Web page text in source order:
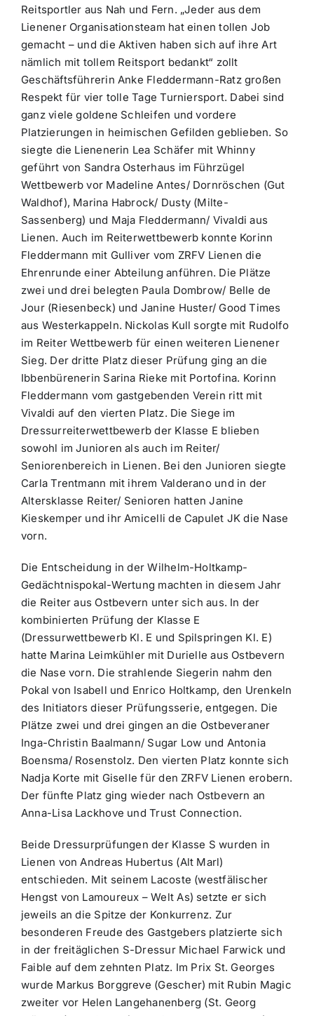
Reitsportler aus Nah und Fern. „Jeder aus dem
Lienener Organisationsteam hat einen tollen Job
gemacht – und die Aktiven haben sich auf ihre Art
nämlich mit tollem Reitsport bedankt“ zollt
Geschäftsführerin Anke Fleddermann-Ratz großen
Respekt für vier tolle Tage Turniersport. Dabei sind
ganz viele goldene Schleifen und vordere
Platzierungen in heimischen Gefilden geblieben. So
siegte die Lienenerin Lea Schäfer mit Whinny
geführt von Sandra Osterhaus im Führzügel
Wettbewerb vor Madeline Antes/ Dornröschen (Gut
Waldhof), Marina Habrock/ Dusty (Milte-
Sassenberg) und Maja Fleddermann/ Vivaldi aus
Lienen. Auch im Reiterwettbewerb konnte Korinn
Fleddermann mit Gulliver vom ZRFV Lienen die
Ehrenrunde einer Abteilung anführen. Die Plätze
zwei und drei belegten Paula Dombrow/ Belle de
Jour (Riesenbeck) und Janine Huster/ Good Times
aus Westerkappeln. Nickolas Kull sorgte mit Rudolfo
im Reiter Wettbewerb für einen weiteren Lienener
Sieg. Der dritte Platz dieser Prüfung ging an die
Ibbenbürenerin Sarina Rieke mit Portofina. Korinn
Fleddermann vom gastgebenden Verein ritt mit
Vivaldi auf den vierten Platz. Die Siege im
Dressurreiterwettbewerb der Klasse E blieben
sowohl im Junioren als auch im Reiter/
Seniorenbereich in Lienen. Bei den Junioren siegte
Carla Trentmann mit ihrem Valderano und in der
Altersklasse Reiter/ Senioren hatten Janine
Kieskemper und ihr Amicelli de Capulet JK die Nase
vorn.
Die Entscheidung in der Wilhelm-Holtkamp-
Gedächtnispokal-Wertung machten in diesem Jahr
die Reiter aus Ostbevern unter sich aus. In der
kombinierten Prüfung der Klasse E
(Dressurwettbewerb Kl. E und Spilspringen Kl. E)
hatte Marina Leimkühler mit Durielle aus Ostbevern
die Nase vorn. Die strahlende Siegerin nahm den
Pokal von Isabell und Enrico Holtkamp, den Urenkeln
des Initiators dieser Prüfungsserie, entgegen. Die
Plätze zwei und drei gingen an die Ostbeveraner
Inga-Christin Baalmann/ Sugar Low und Antonia
Boensma/ Rosenstolz. Den vierten Platz konnte sich
Nadja Korte mit Giselle für den ZRFV Lienen erobern.
Der fünfte Platz ging wieder nach Ostbevern an
Anna-Lisa Lackhove und Trust Connection.
Beide Dressurprüfungen der Klasse S wurden in
Lienen von Andreas Hubertus (Alt Marl)
entschieden. Mit seinem Lacoste (westfälischer
Hengst von Lamoureux – Welt As) setzte er sich
jeweils an die Spitze der Konkurrenz. Zur
besonderen Freude des Gastgebers platzierte sich
in der freitäglichen S-Dressur Michael Farwick und
Faible auf dem zehnten Platz. Im Prix St. Georges
wurde Markus Borggreve (Gescher) mit Rubin Magic
zweiter vor Helen Langehanenberg (St. Georg